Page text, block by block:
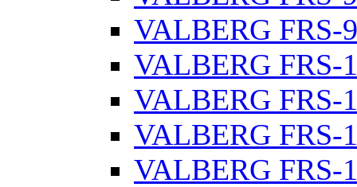
VALBERG FRS-
VALBERG FRS-
VALBERG FRS-
VALBERG FRS-
VALBERG FRS-